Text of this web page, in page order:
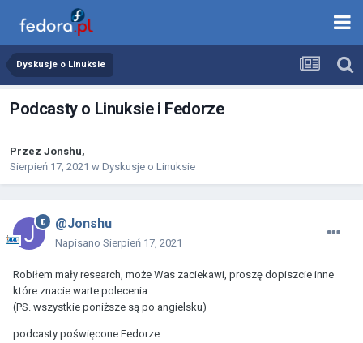
Dyskusje o Linuksie
Podcasty o Linuksie i Fedorze
Przez Jonshu,
Sierpień 17, 2021 w Dyskusje o Linuksie
@Jonshu
Napisano Sierpień 17, 2021
Robiłem mały research, może Was zaciekawi, proszę dopiszcie inne
które znacie warte polecenia:
(PS. wszystkie poniższe są po angielsku)
podcasty poświęcone Fedorze